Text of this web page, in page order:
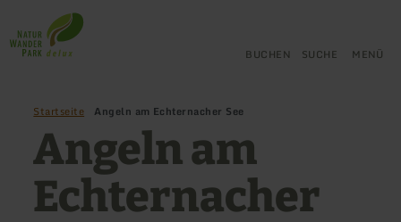
zur
Startseite
BUCHEN SUCHE MENÜ
Startseite Angeln am Echternacher See
Angeln am
Echternacher